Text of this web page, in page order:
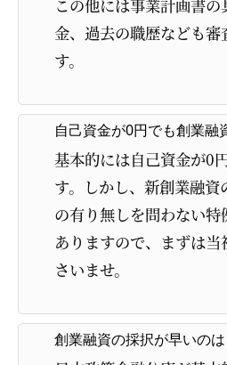
この他には事業計画書
金、過去の職歴なども審
す。
自己資金が0円でも創業融
基本的には自己資金が0
す。しかし、新創業融
の有り無しを問わない特
ありますので、まずは
さいませ。
創業融資の採択が早いの